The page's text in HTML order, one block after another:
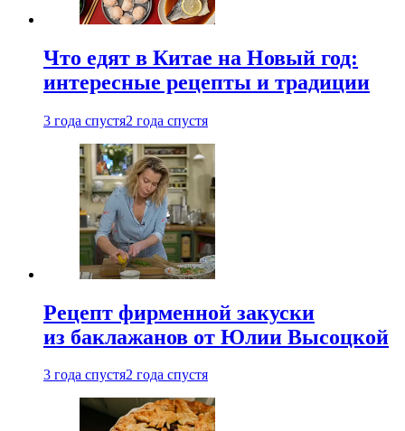
Что едят в Китае на Новый год:
интересные рецепты и традиции
3 года спустя2 года спустя
Рецепт фирменной закуски
из баклажанов от Юлии Высоцкой
3 года спустя2 года спустя